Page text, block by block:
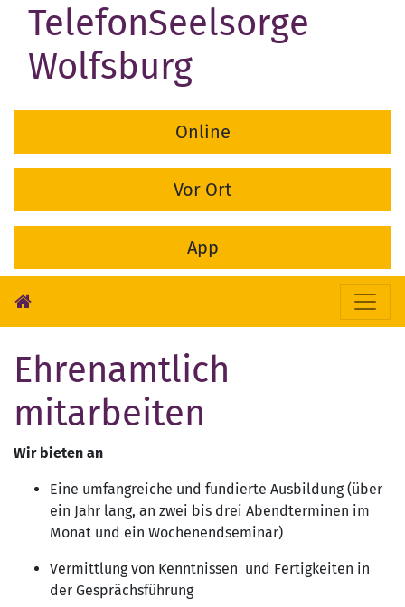
TelefonSeelsorge
Wolfsburg
Online
Vor Ort
App
Ehrenamtlich
mitarbeiten
Wir bieten an
Eine umfangreiche und fundierte Ausbildung (über
ein Jahr lang, an zwei bis drei Abendterminen im
Monat und ein Wochenendseminar)
Vermittlung von Kenntnissen und Fertigkeiten in
der Gesprächsführung